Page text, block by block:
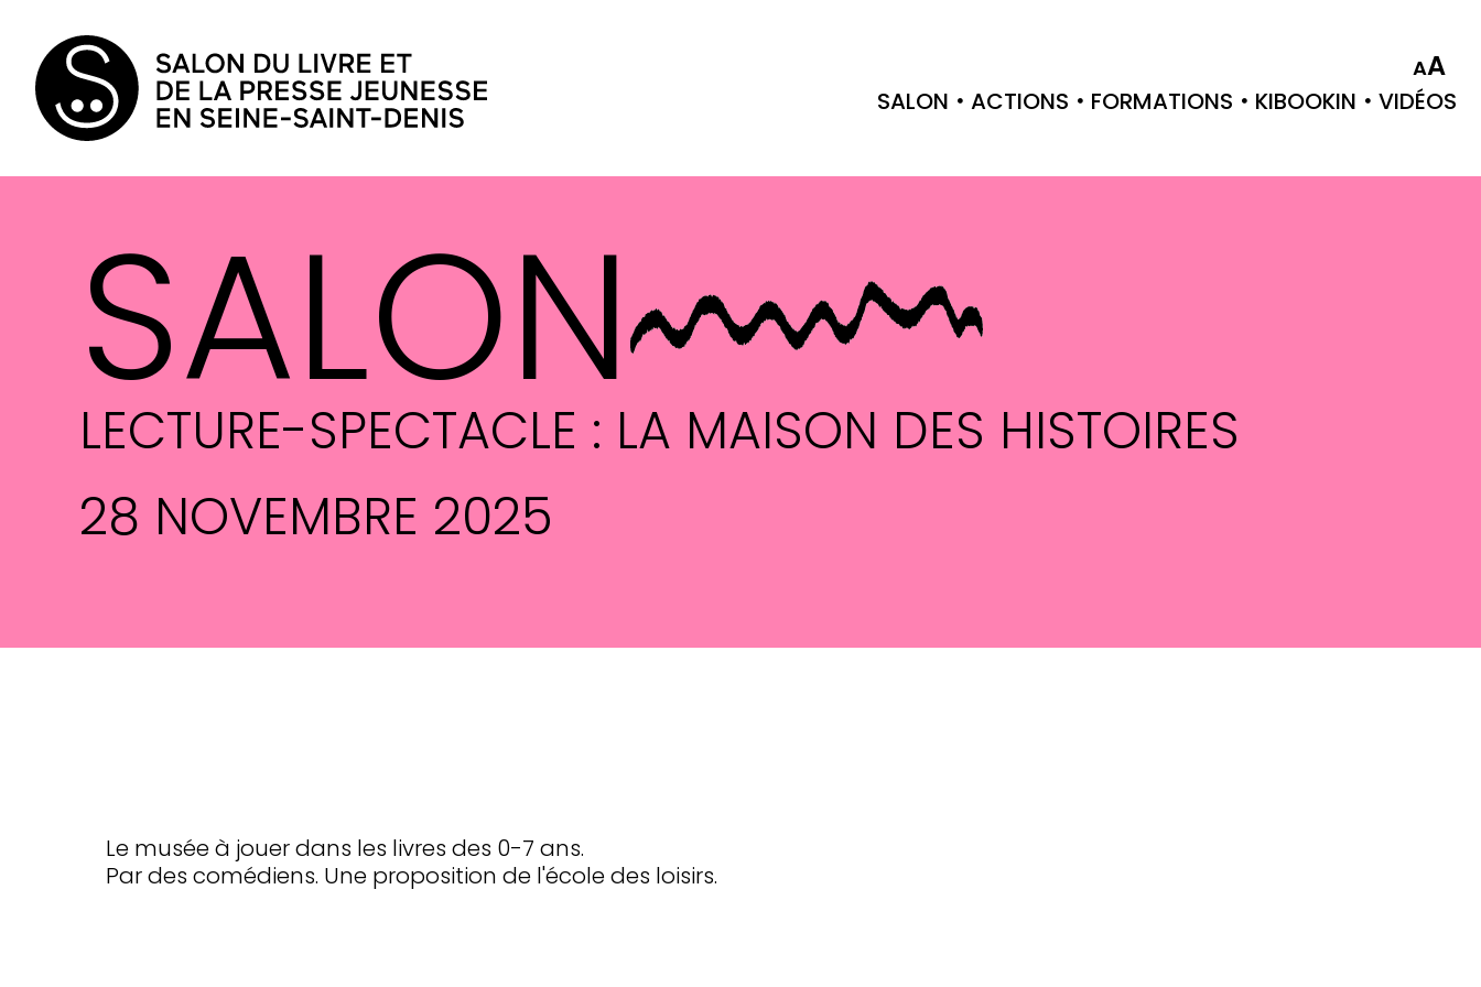
AA
SALON ACTIONS FORMATIONS KIBOOKIN VIDÉOS
SALON
LECTURE-SPECTACLE : LA MAISON DES HISTOIRES
28 NOVEMBRE 2025
Le musée à jouer dans les livres des 0-7 ans.
Par des comédiens. Une proposition de l'école des loisirs.